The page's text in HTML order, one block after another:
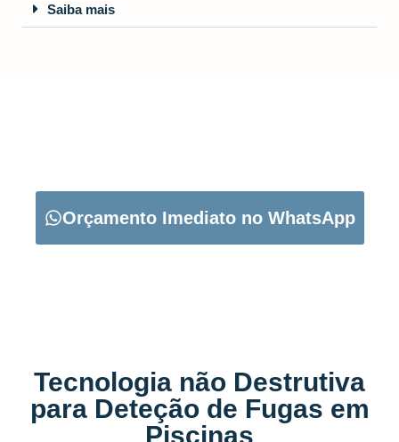
Saiba mais
Orçamento Imediato no WhatsApp
Tecnologia não Destrutiva
para Deteção de Fugas em
Piscinas